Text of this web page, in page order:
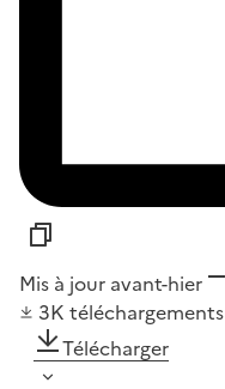
Mis à jour avant-hier
3K téléchargements
Télécharger